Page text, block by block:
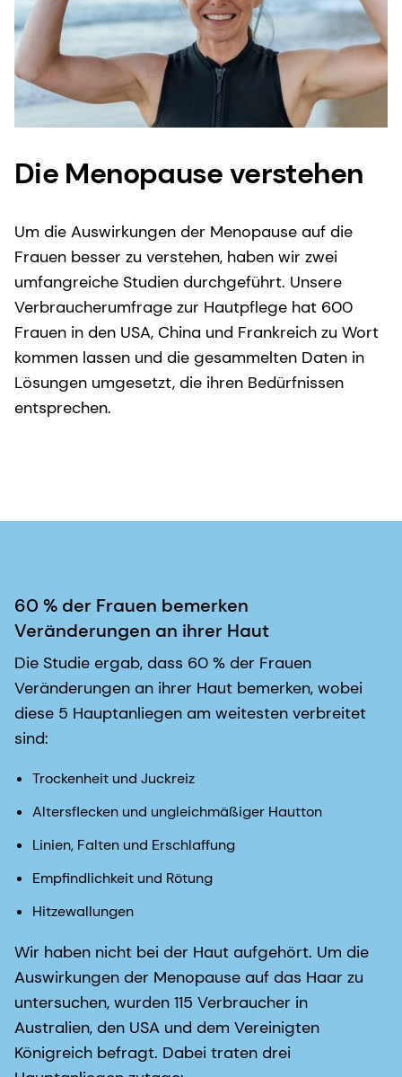
Die Menopause verstehen
Um die Auswirkungen der Menopause auf die
Frauen besser zu verstehen, haben wir zwei
umfangreiche Studien durchgeführt. Unsere
Verbraucherumfrage zur Hautpflege hat 600
Frauen in den USA, China und Frankreich zu Wort
kommen lassen und die gesammelten Daten in
Lösungen umgesetzt, die ihren Bedürfnissen
entsprechen.
60 % der Frauen bemerken
Veränderungen an ihrer Haut
Die Studie ergab, dass 60 % der Frauen
Veränderungen an ihrer Haut bemerken, wobei
diese 5 Hauptanliegen am weitesten verbreitet
sind:
Trockenheit und Juckreiz
Altersflecken und ungleichmäßiger Hautton
Linien, Falten und Erschlaffung
Empfindlichkeit und Rötung
Hitzewallungen
Wir haben nicht bei der Haut aufgehört. Um die
Auswirkungen der Menopause auf das Haar zu
untersuchen, wurden 115 Verbraucher in
Australien, den USA und dem Vereinigten
Königreich befragt. Dabei traten drei